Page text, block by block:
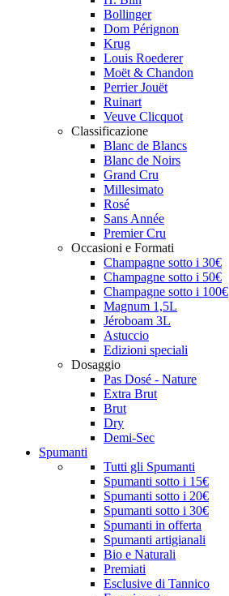
Bollinger
Dom Pérignon
Krug
Louis Roederer
Moët & Chandon
Perrier Jouët
Ruinart
Veuve Clicquot
Classificazione
Blanc de Blancs
Blanc de Noirs
Grand Cru
Millesimato
Rosé
Sans Année
Premier Cru
Occasioni e Formati
Champagne sotto i 30€
Champagne sotto i 50€
Champagne sotto i 100€
Magnum 1,5L
Jéroboam 3L
Astuccio
Edizioni speciali
Dosaggio
Pas Dosé - Nature
Extra Brut
Brut
Dry
Demi-Sec
Spumanti
Tutti gli Spumanti
Spumanti sotto i 15€
Spumanti sotto i 20€
Spumanti sotto i 30€
Spumanti in offerta
Spumanti artigianali
Bio e Naturali
Premiati
Esclusive di Tannico